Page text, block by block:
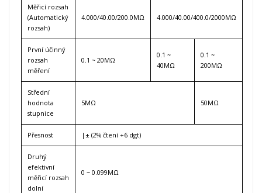
Měřicí rozsah
(Automatický
rozsah)
4.000/40.00/200.0MΩ 4.000/40.00/400.0/2000MΩ
První účinný
rozsah
měření
0.1 ~ 20MΩ
0.1 ~
40MΩ
0.1 ~
200MΩ
Střední
hodnota
stupnice
5MΩ 50MΩ
Přesnost |± (2% čtení +6 dgt)
Druhý
efektivní
měřicí rozsah
dolní
0 ~ 0.099MΩ